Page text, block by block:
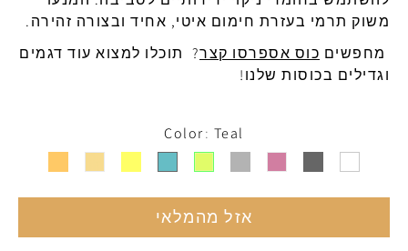
משוק תרמי בעזרת חימום איטי, אחיד ובצורה זהירה.
מחפשים כוס אספרסו קצר? תוכלו למצוא עוד דגמים
וגדילים בכוסות שלנו!
Color Teal
אזל מהמלאי